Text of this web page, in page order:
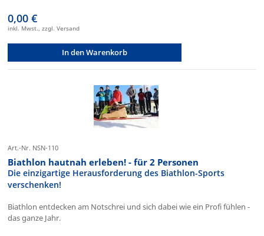
0,00 €
inkl. Mwst., zzgl. Versand
In den Warenkorb
Art.-Nr. NSN-110
Biathlon hautnah erleben! - für 2 Personen
Die einzigartige Herausforderung des Biathlon-Sports
verschenken!
Biathlon entdecken am Notschrei und sich dabei wie ein Profi fühlen -
das ganze Jahr.